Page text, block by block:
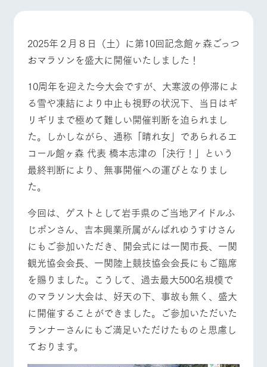
営業時
間・料金
交通アク
セス
よくいた
団体のお
客様へ
ペットを
お連れの
お客様へ
お問い合
わせ・資
料請求
施設・体験情報
フラワー
ガーデン
自然環境の中、
季節の移り変わ
りを存分に味わ
う
動物とふ
れあう
て、学ぶ。館ヶ
森の雄大な自然
なかで動物とふ
れあう
アクティ
ビティ／
ツリーハウスや
各種体験教室な
ど、楽しみなが
アクティビティ
レストラ
ン
い、ビュッフェ
スタイルで提供
ショップ
／お買い
物
め、牧場産の逸
品を取り揃えた
店舗
牧場マッ
プ
周遊バス
牧場内を巡る周
遊バスのご案内
ArkFarm Wedding
お知らせ
ブログ
お問い合わせ・資料請求
生産品カタログ・資料DL
English (Google Translate)
ネットショップ
個人情報取扱いについて
イベント/フェア レストラン/BBQ フラワーガーデン
動物とふれあう アクティビティ/体験 ショップ/お買い物
牧場マップを見る 周遊バス
営業時間・料金 交通アクセス
よくあるご質問
団体のお客様へ
ペットをお連れの
2025年２月８日（土）に第10回記念館ヶ森ごっつ
おマラソンを盛大に開催いたしました！
10周年を迎えた今大会ですが、大寒波の停滞によ
る雪や凍結により中止も視野の状況下、当日はギ
リギリまで極めて難しい開催判断を迫られまし
た。しかしながら、通称「晴れ女」であられるエ
コール館ヶ森 代表 橋本志津の「決行！」という
最終判断により、無事開催への運びとなりまし
た。
今回は、ゲストとして岩手県のご当地アイドルふ
じポンさん、吉本興業所属がんばれゆうすけさん
にもご参加いただき、開会式には一関市長、一関
観光協会会長、一関陸上競技協会会長にもご臨席
を賜りました。こうして、過去最大500名規模で
のマラソン大会は、好天の下、事故も無く、盛大
に開催することができました。ご参加いただいた
ランナーさんにもご満足いただけたものと思慮し
ております。